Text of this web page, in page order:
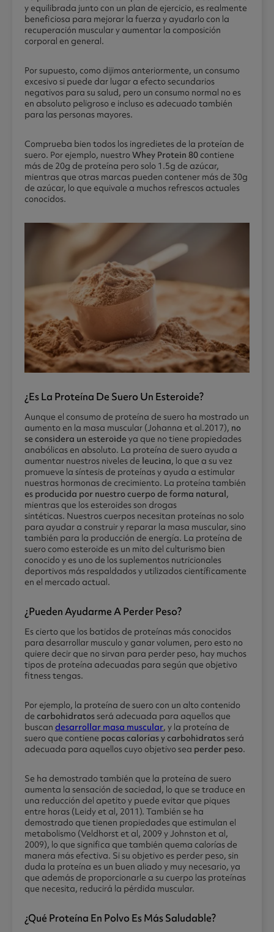
y equilibrada junto con un plan de ejercicio, es realmente
beneficiosa para mejorar la fuerza y ayudarlo con la
recuperación muscular y aumentar la composición
corporal en general.
Por supuesto, como dijimos anteriormente, un consumo
excesivo si puede dar lugar a efecto secundarios
negativos para su salud, pero un consumo normal no es
en absoluto peligroso e incluso es adecuado también
para las personas mayores.
Comprueba bien todos los ingredietes de la proteían de
suero. Por ejemplo, nuestroWhey Protein 80contiene
más de 20g de proteína pero solo 1.5g de azúcar,
mientras que otras marcas pueden contener más de 30g
de azúcar, lo que equivale a muchos refrescos actuales
conocidos.
¿es La Proteína De Suero Un Esteroide?
Aunque el consumo de proteína de suero ha mostrado un
aumento en la masa muscular (Johanna et al.2017), no
se considera un esteroide ya que no tiene propiedades
anabólicas en absoluto. La proteína de suero ayuda a
aumentar nuestros niveles de leucina, lo que a su vez
promueve la síntesis de proteínas y ayuda a estimular
nuestras hormonas de crecimiento. La proteína también
es producida por nuestro cuerpo de forma natural ,
mientras que los esteroides son drogas
sintéticas. Nuestros cuerpos necesitan proteínas no solo
para ayudar a construir y reparar la masa muscular, sino
también para la producción de energía. La proteína de
suero como esteroide es un mito del culturismo bien
conocido y es uno de los suplementos nutricionales
deportivos más respaldados y utilizados científicamente
en el mercado actual.
¿pueden Ayudarme A Perder Peso?
Es cierto que los batidos de proteínas más conocidos
para desarrollar musculo y ganar volumen, pero esto no
quiere decir que no sirvan para perder peso, hay muchos
tipos de proteína adecuadas para según que objetivo
fitness tengas.
Por ejemplo, la proteína de suero con un alto contenido
de carbohidratosserá adecuada para aquellos que
buscan desarrollar masa muscular, y la proteína de
suero que contiene pocas calorías y carbohidratosserá
adecuada para aquellos cuyo objetivo sea perder peso.
Se ha demostrado también que la proteína de suero
aumenta la sensación de saciedad, lo que se traduce en
una reducción del apetito y puede evitar que piques
entre horas (Leidy et al, 2011). También se ha
demostrado que tienen propiedades que estimulan el
metabolismo (Veldhorst et al, 2009 y Johnston et al,
2009), lo que significa que también quema calorías de
manera más efectiva. Si su objetivo es perder peso, sin
duda la proteína es un buen aliado y muy necesario, ya
que además de proporcionarle a su cuerpo las proteínas
que necesita, reducirá la pérdida muscular.
¿qué Proteína En Polvo Es Más Saludable?